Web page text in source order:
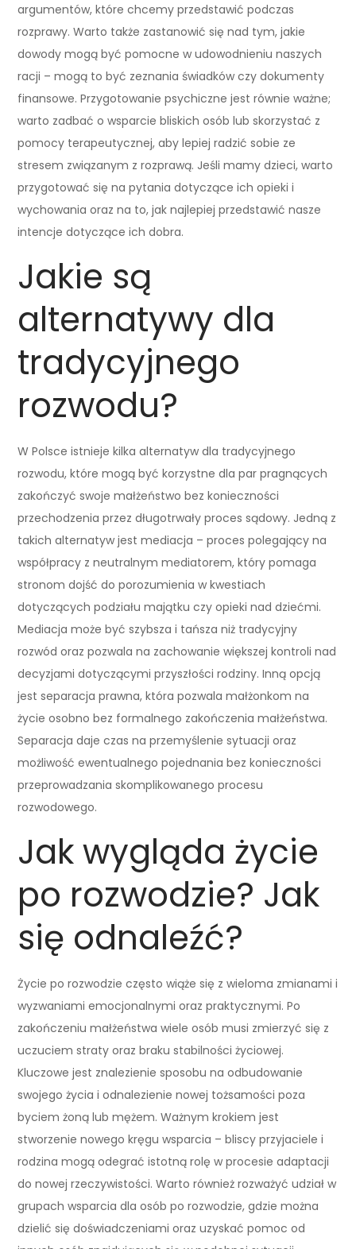
argumentów, które chcemy przedstawić podczas
rozprawy. Warto także zastanowić się nad tym, jakie
dowody mogą być pomocne w udowodnieniu naszych
racji – mogą to być zeznania świadków czy dokumenty
finansowe. Przygotowanie psychiczne jest równie ważne;
warto zadbać o wsparcie bliskich osób lub skorzystać z
pomocy terapeutycznej, aby lepiej radzić sobie ze
stresem związanym z rozprawą. Jeśli mamy dzieci, warto
przygotować się na pytania dotyczące ich opieki i
wychowania oraz na to, jak najlepiej przedstawić nasze
intencje dotyczące ich dobra.
Jakie są
alternatywy dla
tradycyjnego
rozwodu?
W Polsce istnieje kilka alternatyw dla tradycyjnego
rozwodu, które mogą być korzystne dla par pragnących
zakończyć swoje małżeństwo bez konieczności
przechodzenia przez długotrwały proces sądowy. Jedną z
takich alternatyw jest mediacja – proces polegający na
współpracy z neutralnym mediatorem, który pomaga
stronom dojść do porozumienia w kwestiach
dotyczących podziału majątku czy opieki nad dziećmi.
Mediacja może być szybsza i tańsza niż tradycyjny
rozwód oraz pozwala na zachowanie większej kontroli nad
decyzjami dotyczącymi przyszłości rodziny. Inną opcją
jest separacja prawna, która pozwala małżonkom na
życie osobno bez formalnego zakończenia małżeństwa.
Separacja daje czas na przemyślenie sytuacji oraz
możliwość ewentualnego pojednania bez konieczności
przeprowadzania skomplikowanego procesu
rozwodowego.
Jak wygląda życie
po rozwodzie? Jak
się odnaleźć?
Życie po rozwodzie często wiąże się z wieloma zmianami i
wyzwaniami emocjonalnymi oraz praktycznymi. Po
zakończeniu małżeństwa wiele osób musi zmierzyć się z
uczuciem straty oraz braku stabilności życiowej.
Kluczowe jest znalezienie sposobu na odbudowanie
swojego życia i odnalezienie nowej tożsamości poza
byciem żoną lub mężem. Ważnym krokiem jest
stworzenie nowego kręgu wsparcia – bliscy przyjaciele i
rodzina mogą odegrać istotną rolę w procesie adaptacji
do nowej rzeczywistości. Warto również rozważyć udział w
grupach wsparcia dla osób po rozwodzie, gdzie można
dzielić się doświadczeniami oraz uzyskać pomoc od